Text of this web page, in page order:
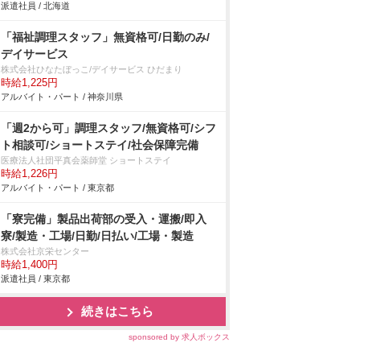
派遣社員 / 北海道
「福祉調理スタッフ」無資格可/日勤のみ/
デイサービス
株式会社ひなたぼっこ/デイサービス ひだまり
時給1,225円
アルバイト・パート / 神奈川県
「週2から可」調理スタッフ/無資格可/シフ
ト相談可/ショートステイ/社会保障完備
医療法人社団平真会薬師堂 ショートステイ
時給1,226円
アルバイト・パート / 東京都
「寮完備」製品出荷部の受入・運搬/即入
寮/製造・工場/日勤/日払い/工場・製造
株式会社京栄センター
時給1,400円
派遣社員 / 東京都
続きはこちら
sponsored by 求人ボックス